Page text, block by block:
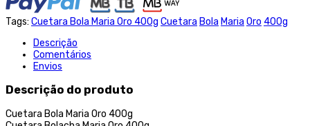
Tags: Cuetara Bola Maria Oro 400g Cuetara Bola Maria Oro 400g
Descrição
Comentários
Envios
Descrição do produto
Cuetara Bola Maria Oro 400g